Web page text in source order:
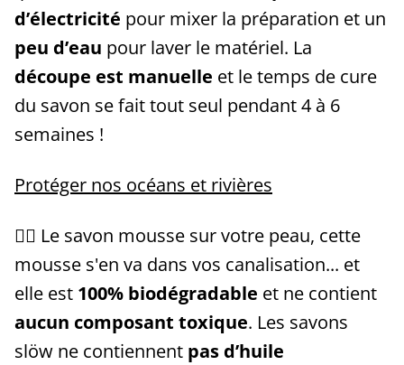
d’électricité pour mixer la préparation et un
peu d’eau pour laver le matériel. La
découpe est manuelle et le temps de cure
du savon se fait tout seul pendant 4 à 6
semaines !
Protéger nos océans et rivières
👌🏼 Le savon mousse sur votre peau, cette
mousse s'en va dans vos canalisation... et
elle est 100% biodégradable et ne contient
aucun composant toxique. Les savons
slöw ne contiennent pas d’huile